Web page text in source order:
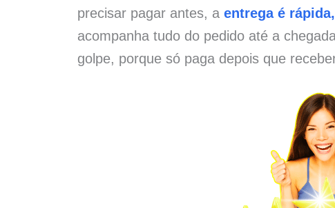
precisar pagar antes, a entrega é
acompanha tudo do pedido até a
golpe, porque só paga depois que